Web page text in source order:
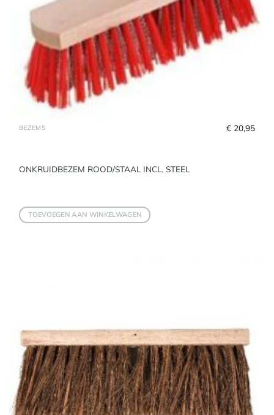
BEZEMS
ONKRUIDBEZEM ROOD/STAAL INCL. STEEL
€ 20,95
TOEVOEGEN AAN WINKELWAGEN